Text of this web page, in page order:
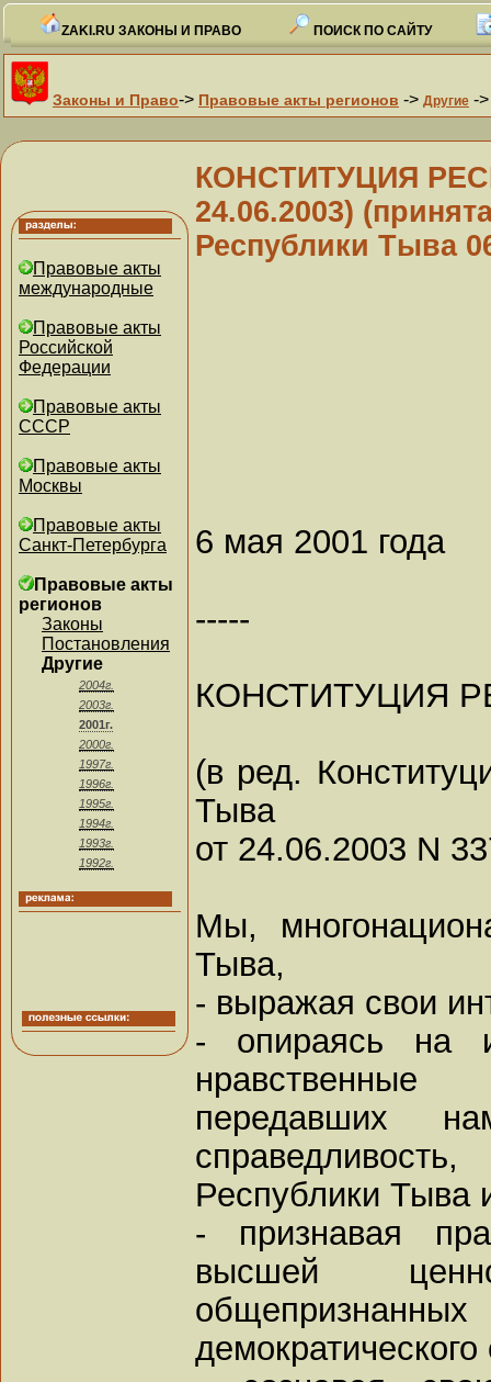
ZAKI.RU ЗАКОНЫ И ПРАВО ПОИСК ПО САЙТУ
Законы и Право-> Правовые акты регионов -> Другие -
Правовые акты
международные
Правовые акты
Российской
Федерации
Правовые акты
СССР
Правовые акты
Москвы
Правовые акты
Санкт-Петербурга
Правовые акты
регионов
Законы
Постановления
Другие
2004г.
2003г.
2001г.
2000г.
1997г.
1996г.
1995г.
1994г.
1993г.
1992г.
КОНСТИТУЦИЯ
24.06.2003)
Республики Тыва
6 мая 2001 года
-----
КОНСТИТУЦИЯ
(в ред.
Тыва
от 24.06.2003 N
Мы,
Тыва,
- выражая свои
- опираясь на
передавших
Республики Тыва
- признавая
высшей